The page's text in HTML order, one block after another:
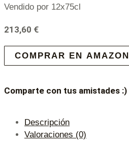
Vendido por 12x75cl
213,60 €
COMPRAR EN AMAZON
Comparte con tus amistades :)
Descripción
Valoraciones (0)